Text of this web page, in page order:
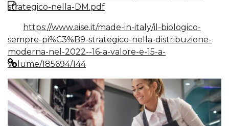
strategico-nella-DM.pdf
https://www.aise.it/made-in-italy/il-biologico-
sempre-pi%C3%B9-strategico-nella-distribuzione-
moderna-nel-2022--16-a-valore-e-15-a-
volume/185694/144